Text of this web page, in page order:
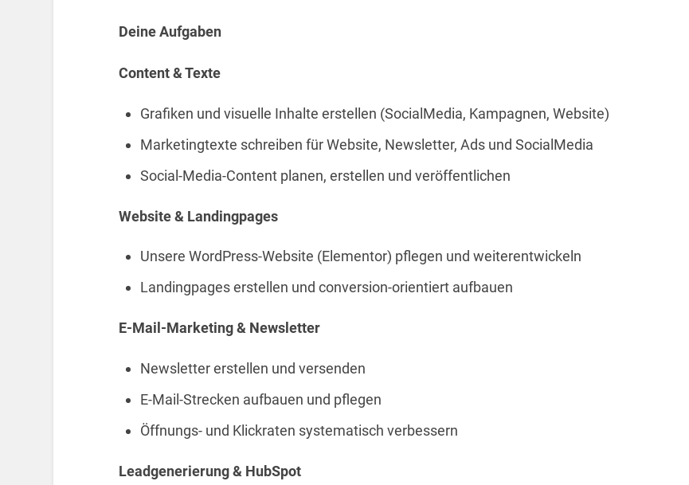
Deine Aufgaben
Content & Texte
Grafiken und visuelle Inhalte erstellen (SocialMedia, Kampagnen, Website)
Marketingtexte schreiben für Website, Newsletter, Ads und SocialMedia
Social-Media-Content planen, erstellen und veröffentlichen
Website & Landingpages
Unsere WordPress-Website (Elementor) pflegen und weiterentwickeln
Landingpages erstellen und conversion-orientiert aufbauen
E-Mail-Marketing & Newsletter
Newsletter erstellen und versenden
E-Mail-Strecken aufbauen und pflegen
Öffnungs- und Klickraten systematisch verbessern
Leadgenerierung & HubSpot